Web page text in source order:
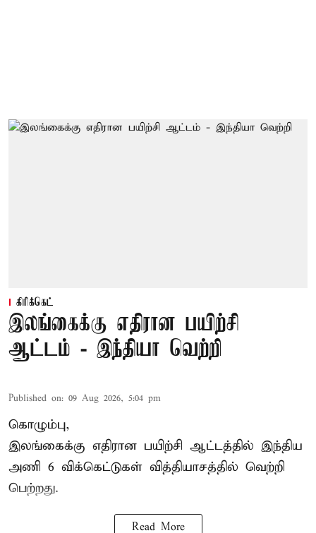
கிரிக்கெட்
இலங்கைக்கு எதிரான பயிற்சி
ஆட்டம் - இந்தியா வெற்றி
Published on: 09 Aug 2026, 5:04 pm
கொழும்பு,
இலங்கைக்கு எதிரான பயிற்சி ஆட்டத்தில் இந்திய
அணி 6 விக்கெட்டுகள் வித்தியாசத்தில் வெற்றி
பெற்றது.
Read More